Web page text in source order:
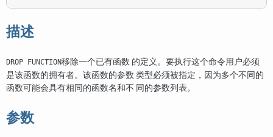
描述
DROP FUNCTION移除一个已有函数 的定义。要执行这个命令用户必须
是该函数的拥有者。该函数的参数 类型必须被指定，因为多个不同的
函数可能会具有相同的函数名和不 同的参数列表。
参数